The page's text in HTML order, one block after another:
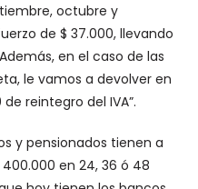
octubre y
de $ 37.000, llevando
en el caso de las
le vamos a devolver en
reintegro del IVA”.
y pensionados tienen a
en 24, 36 ó 48